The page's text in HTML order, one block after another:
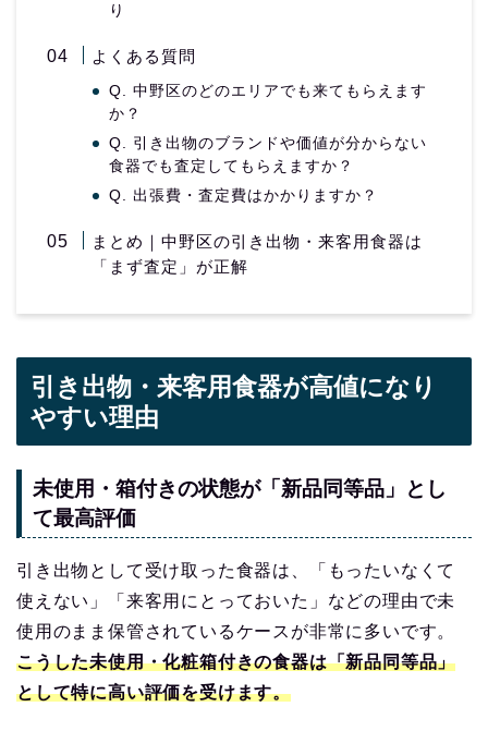
り
よくある質問
Q. 中野区のどのエリアでも来てもらえます
か？
Q. 引き出物のブランドや価値が分からない
食器でも査定してもらえますか？
Q. 出張費・査定費はかかりますか？
まとめ｜中野区の引き出物・来客用食器は
「まず査定」が正解
引き出物・来客用食器が高値になり
やすい理由
未使用・箱付きの状態が「新品同等品」とし
て最高評価
引き出物として受け取った食器は、「もったいなくて
使えない」「来客用にとっておいた」などの理由で未
使用のまま保管されているケースが非常に多いです。
こうした未使用・化粧箱付きの食器は「新品同等品」
として特に高い評価を受けます。